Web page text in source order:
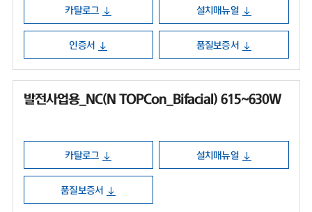
카탈로그 설치매뉴얼
인증서 품질보증서
발전사업용_NC(N TOPCon_Bifacial) 615~630W
카탈로그 설치매뉴얼
품질보증서